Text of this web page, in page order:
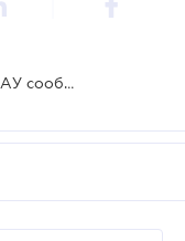
Бывшему президенту и бухгалтеру МАУ сообщили о подозрении в неуплате 344 млн грн налогов